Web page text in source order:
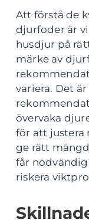
Att förstå de
djurfoder är
husdjur på
märke av
variera. Det
övervaka
för att justera
ge rätt
får
riskera